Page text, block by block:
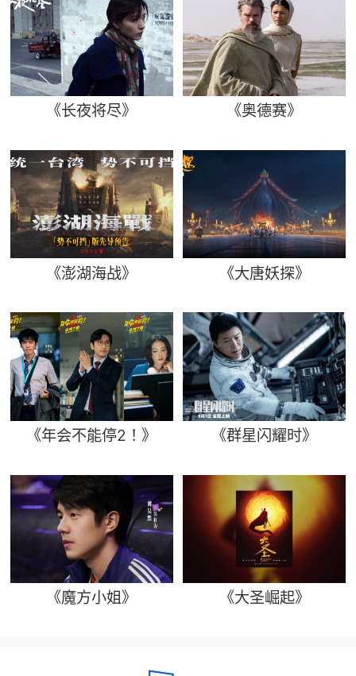
《长夜将尽》 《奥德赛》
《澎湖海战》 《大唐妖探》
《年会不能停2！》 《群星闪耀时》
《魔方小姐》 《大圣崛起》